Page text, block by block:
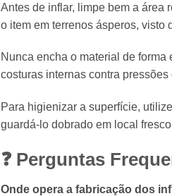
Antes de inflar, limpe bem a área
o item em terrenos ásperos, visto
Nunca encha o material de
costuras internas contra pressões
Para higienizar a superfície,
guardá-lo dobrado em local
❓ Perguntas
Onde opera a fabricação dos